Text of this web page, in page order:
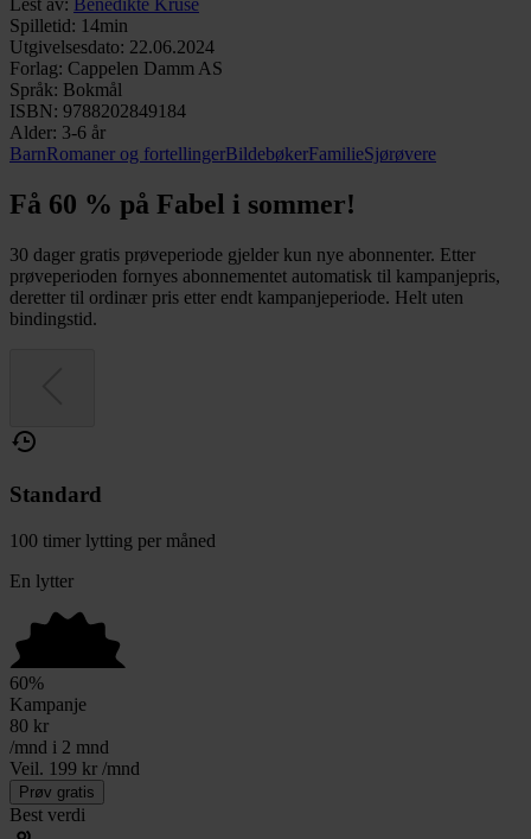
Lest av: Benedikte Kruse
Spilletid: 14min
Utgivelsesdato: 22.06.2024
Forlag: Cappelen Damm AS
Språk: Bokmål
ISBN: 9788202849184
Alder: 3-6 år
BarnRomaner og fortellingerBildebøkerFamilieSjørøvere
Få 60 % på Fabel i sommer!
30 dager gratis prøveperiode gjelder kun nye abonnenter. Etter
prøveperioden fornyes abonnementet automatisk til kampanjepris,
deretter til ordinær pris etter endt kampanjeperiode. Helt uten
bindingstid.
Standard
100 timer lytting per måned
En lytter
60%
Kampanje
80 kr
/mnd i 2 mnd
Veil. 199 kr /mnd
Prøv gratis
Best verdi